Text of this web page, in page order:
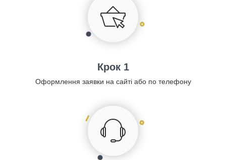
Крок 1
Оформлення заявки на сайті або по телефону